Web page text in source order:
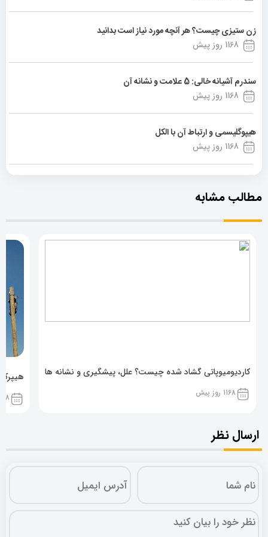
زن ستیزی چیست؟ هر آنچه مورد نیاز است بدانید
1168 روز پیش
سندرم آشیانه خالی: 5 علامت و نشانه آن
1168 روز پیش
هیپوگلیسمی و ارتباط آن با الکل
1168 روز پیش
مطالب مشابه
کاردیومیوپاتی گشاد شده چیست؟ علل، پیشگیری و نشانه ها
1168 روز پیش 1168
ارسال نظر